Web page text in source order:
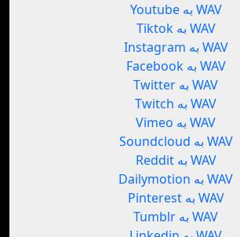
Youtube به WAV
Tiktok به WAV
Instagram به WAV
Facebook به WAV
Twitter به WAV
Twitch به WAV
Vimeo به WAV
Soundcloud به WAV
Reddit به WAV
Dailymotion به WAV
Pinterest به WAV
Tumblr به WAV